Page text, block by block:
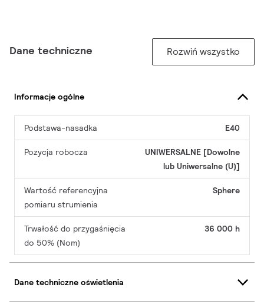
Dane techniczne Rozwiń wszystko
Informacje ogólne
Podstawa-nasadka E40
Pozycja robocza
UNIWERSALNE [Dowolne
lub Uniwersalne (U)]
Wartość referencyjna
pomiaru strumienia
Sphere
Trwałość do przygaśnięcia
do 50% (Nom)
36 000 h
Dane techniczne oświetlenia